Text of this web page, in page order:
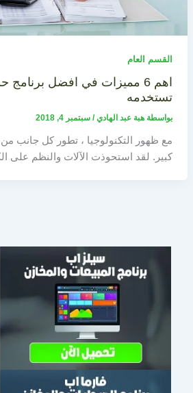
القسم العام
اهم 6 مميزات في افضل
تستخدمه
بواسطة هبة عبد الهادي/ سبتمبر 4, 2018
مع ظهور التكنولوجيا ، تطور كل جانب
كبير. لقد استحوذت الآلات والنظم على